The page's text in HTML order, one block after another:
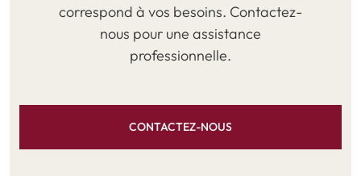
correspond à vos besoins. Contactez-
nous pour une assistance
professionnelle.
CONTACTEZ-NOUS